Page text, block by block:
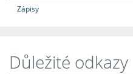
Zápisy
Důležité odkazy